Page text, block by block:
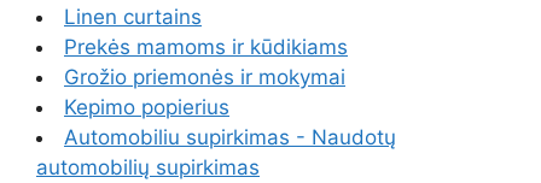
Linen curtains
Prekės mamoms ir kūdikiams
Grožio priemonės ir mokymai
Kepimo popierius
Automobiliu supirkimas - Naudotų
automobilių supirkimas